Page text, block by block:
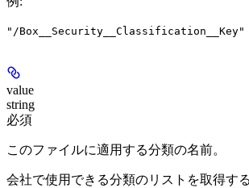
"/Box__Security__Classification__Key"
value
string
必須
このファイルに適用する分類の名前。
会社で使用できる分類のリストを取得す